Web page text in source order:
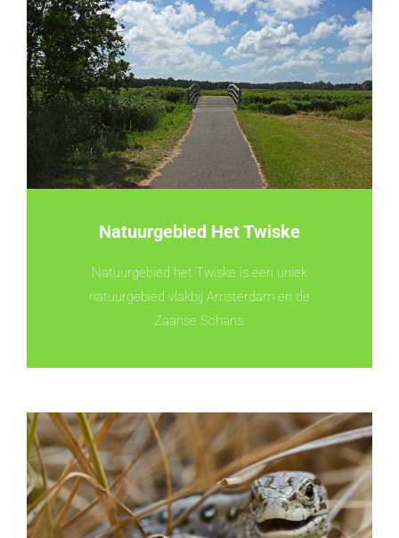
Natuurgebied Het Twiske
Natuurgebied het Twiske is een uniek
natuurgebied vlakbij Amsterdam en de
Zaanse Schans.